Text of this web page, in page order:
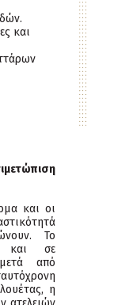
και
και οι
Το
και σε
από
η